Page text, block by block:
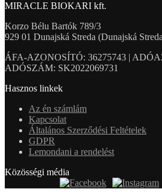
MIRACLE BIOKARI kft.
Korzo Bélu Bartók 789/3
929 01 Dunajská Streda (Dunajská
ÁFA-AZONOSÍTÓ: 36275743 |
ADÓSZÁM: SK2022069731
Hasznos linkek
Az én számlám
Kapcsolat
Általános Szerződési Feltételek
GDPR
Lemondani a rendelést
Közösségi média